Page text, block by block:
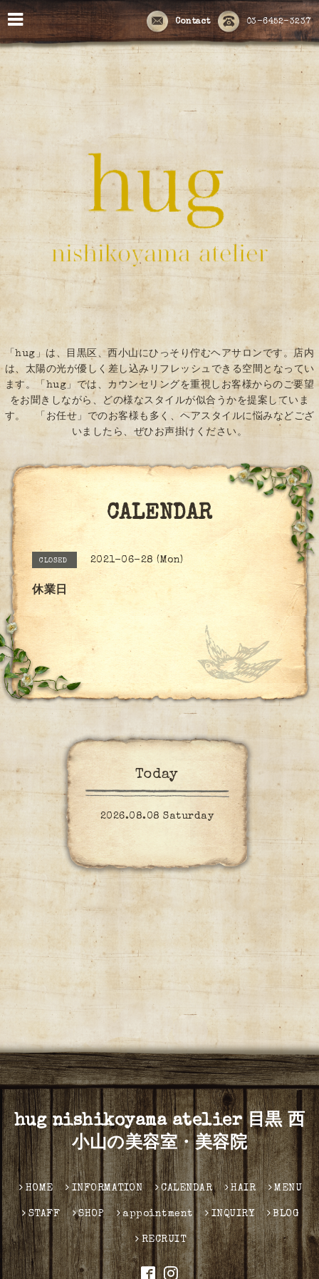
03-6452-3237
Contact
「hug」は、目黒区、西小山にひっそり佇むヘアサロンです。店内
は、太陽の光が優しく差し込みリフレッシュできる空間となってい
ます。「hug」では、カウンセリングを重視しお客様からのご要望
をお聞きしながら、どの様なスタイルが似合うかを提案していま
す。 「お任せ」でのお客様も多く、ヘアスタイルに悩みなどござ
いましたら、ぜひお声掛けください。
CALENDAR
CLOSED 2021-06-28 (Mon)
休業日
Today
2026.08.08 Saturday
hug nishikoyama atelier 目黒 西
小山の美容室・美容院
HOME INFORMATION CALENDAR HAIR MENU
STAFF SHOP appointment INQUIRY BLOG
RECRUIT